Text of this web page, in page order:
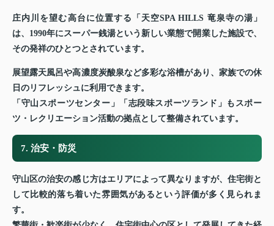
庄内川を望む高台に位置する「天空SPA HILLS 竜泉寺の湯」
は、1990年にスーパー銭湯という新しい業態で開業した施設で、
その発祥のひとつとされています。
展望露天風呂や高濃度炭酸泉など多彩な浴槽があり、家族での休
日のリフレッシュに利用できます。
「守山スポーツセンター」「志段味スポーツランド」もスポー
ツ・レクリエーション活動の拠点として整備されています。
7. 治安・防災
守山区の治安の感じ方はエリアによって異なりますが、住宅街と
して比較的落ち着いた雰囲気があるという評価が多く見られま
す。